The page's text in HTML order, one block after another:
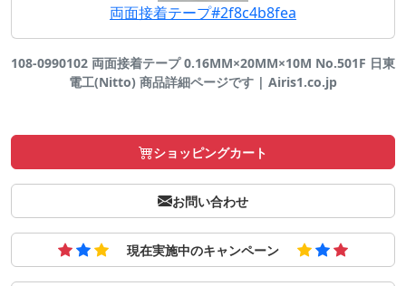
両面接着テープ#2f8c4b8fea
108-0990102 両面接着テープ 0.16MM×20MM×10M No.501F 日東
電工(Nitto) 商品詳細ページです | Airis1.co.jp
ショッピングカート
お問い合わせ
現在実施中のキャンペーン